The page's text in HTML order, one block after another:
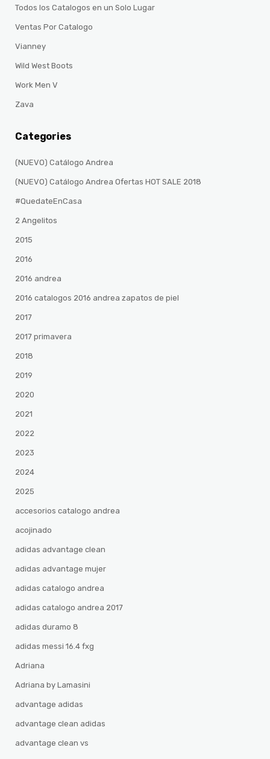
Todos los Catalogos en un Solo Lugar
Ventas Por Catalogo
Vianney
Wild West Boots
Work Men V
Zava
Categories
(NUEVO) Catálogo Andrea
(NUEVO) Catálogo Andrea Ofertas HOT SALE 2018
#QuedateEnCasa
2 Angelitos
2015
2016
2016 andrea
2016 catalogos 2016 andrea zapatos de piel
2017
2017 primavera
2018
2019
2020
2021
2022
2023
2024
2025
accesorios catalogo andrea
acojinado
adidas advantage clean
adidas advantage mujer
adidas catalogo andrea
adidas catalogo andrea 2017
adidas duramo 8
adidas messi 16.4 fxg
Adriana
Adriana by Lamasini
advantage adidas
advantage clean adidas
advantage clean vs